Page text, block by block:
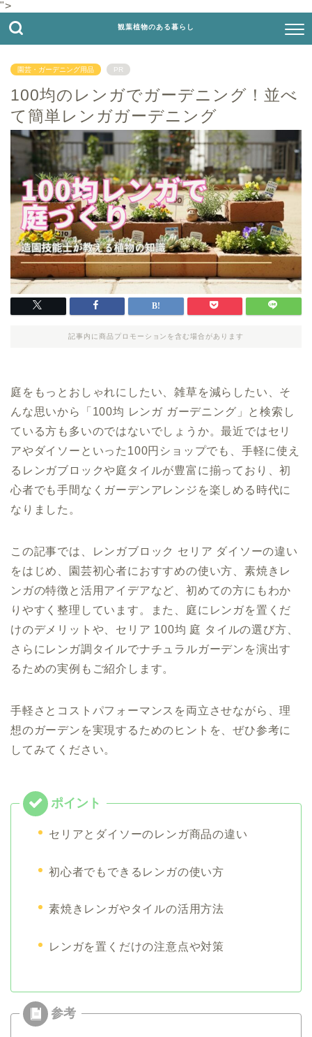
">
観葉植物のある暮らし
園芸・ガーデニング用品 PR
100均のレンガでガーデニング！並べ
て簡単レンガガーデニング
記事内に商品プロモーションを含む場合があります
庭をもっとおしゃれにしたい、雑草を減らしたい、そ
んな思いから「100均 レンガ ガーデニング」と検索し
ている方も多いのではないでしょうか。最近ではセリ
アやダイソーといった100円ショップでも、手軽に使え
るレンガブロックや庭タイルが豊富に揃っており、初
心者でも手間なくガーデンアレンジを楽しめる時代に
なりました。
この記事では、レンガブロック セリア ダイソーの違い
をはじめ、園芸初心者におすすめの使い方、素焼きレ
ンガの特徴と活用アイデアなど、初めての方にもわか
りやすく整理しています。また、庭にレンガを置くだ
けのデメリットや、セリア 100均 庭 タイルの選び方、
さらにレンガ調タイルでナチュラルガーデンを演出す
るための実例もご紹介します。
手軽さとコストパフォーマンスを両立させながら、理
想のガーデンを実現するためのヒントを、ぜひ参考に
してみてください。
セリアとダイソーのレンガ商品の違い
初心者でもできるレンガの使い方
素焼きレンガやタイルの活用方法
レンガを置くだけの注意点や対策